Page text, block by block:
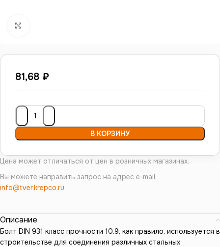
81,68 ₽
В КОРЗИНУ
Цена может отличаться от цен в розничных магазинах.
Вы можете направить запрос на адрес e-mail:
info@tver.krepco.ru
Описание
Болт DIN 931 класс прочности 10.9, как правило, используется в
строительстве для соединения различных стальных